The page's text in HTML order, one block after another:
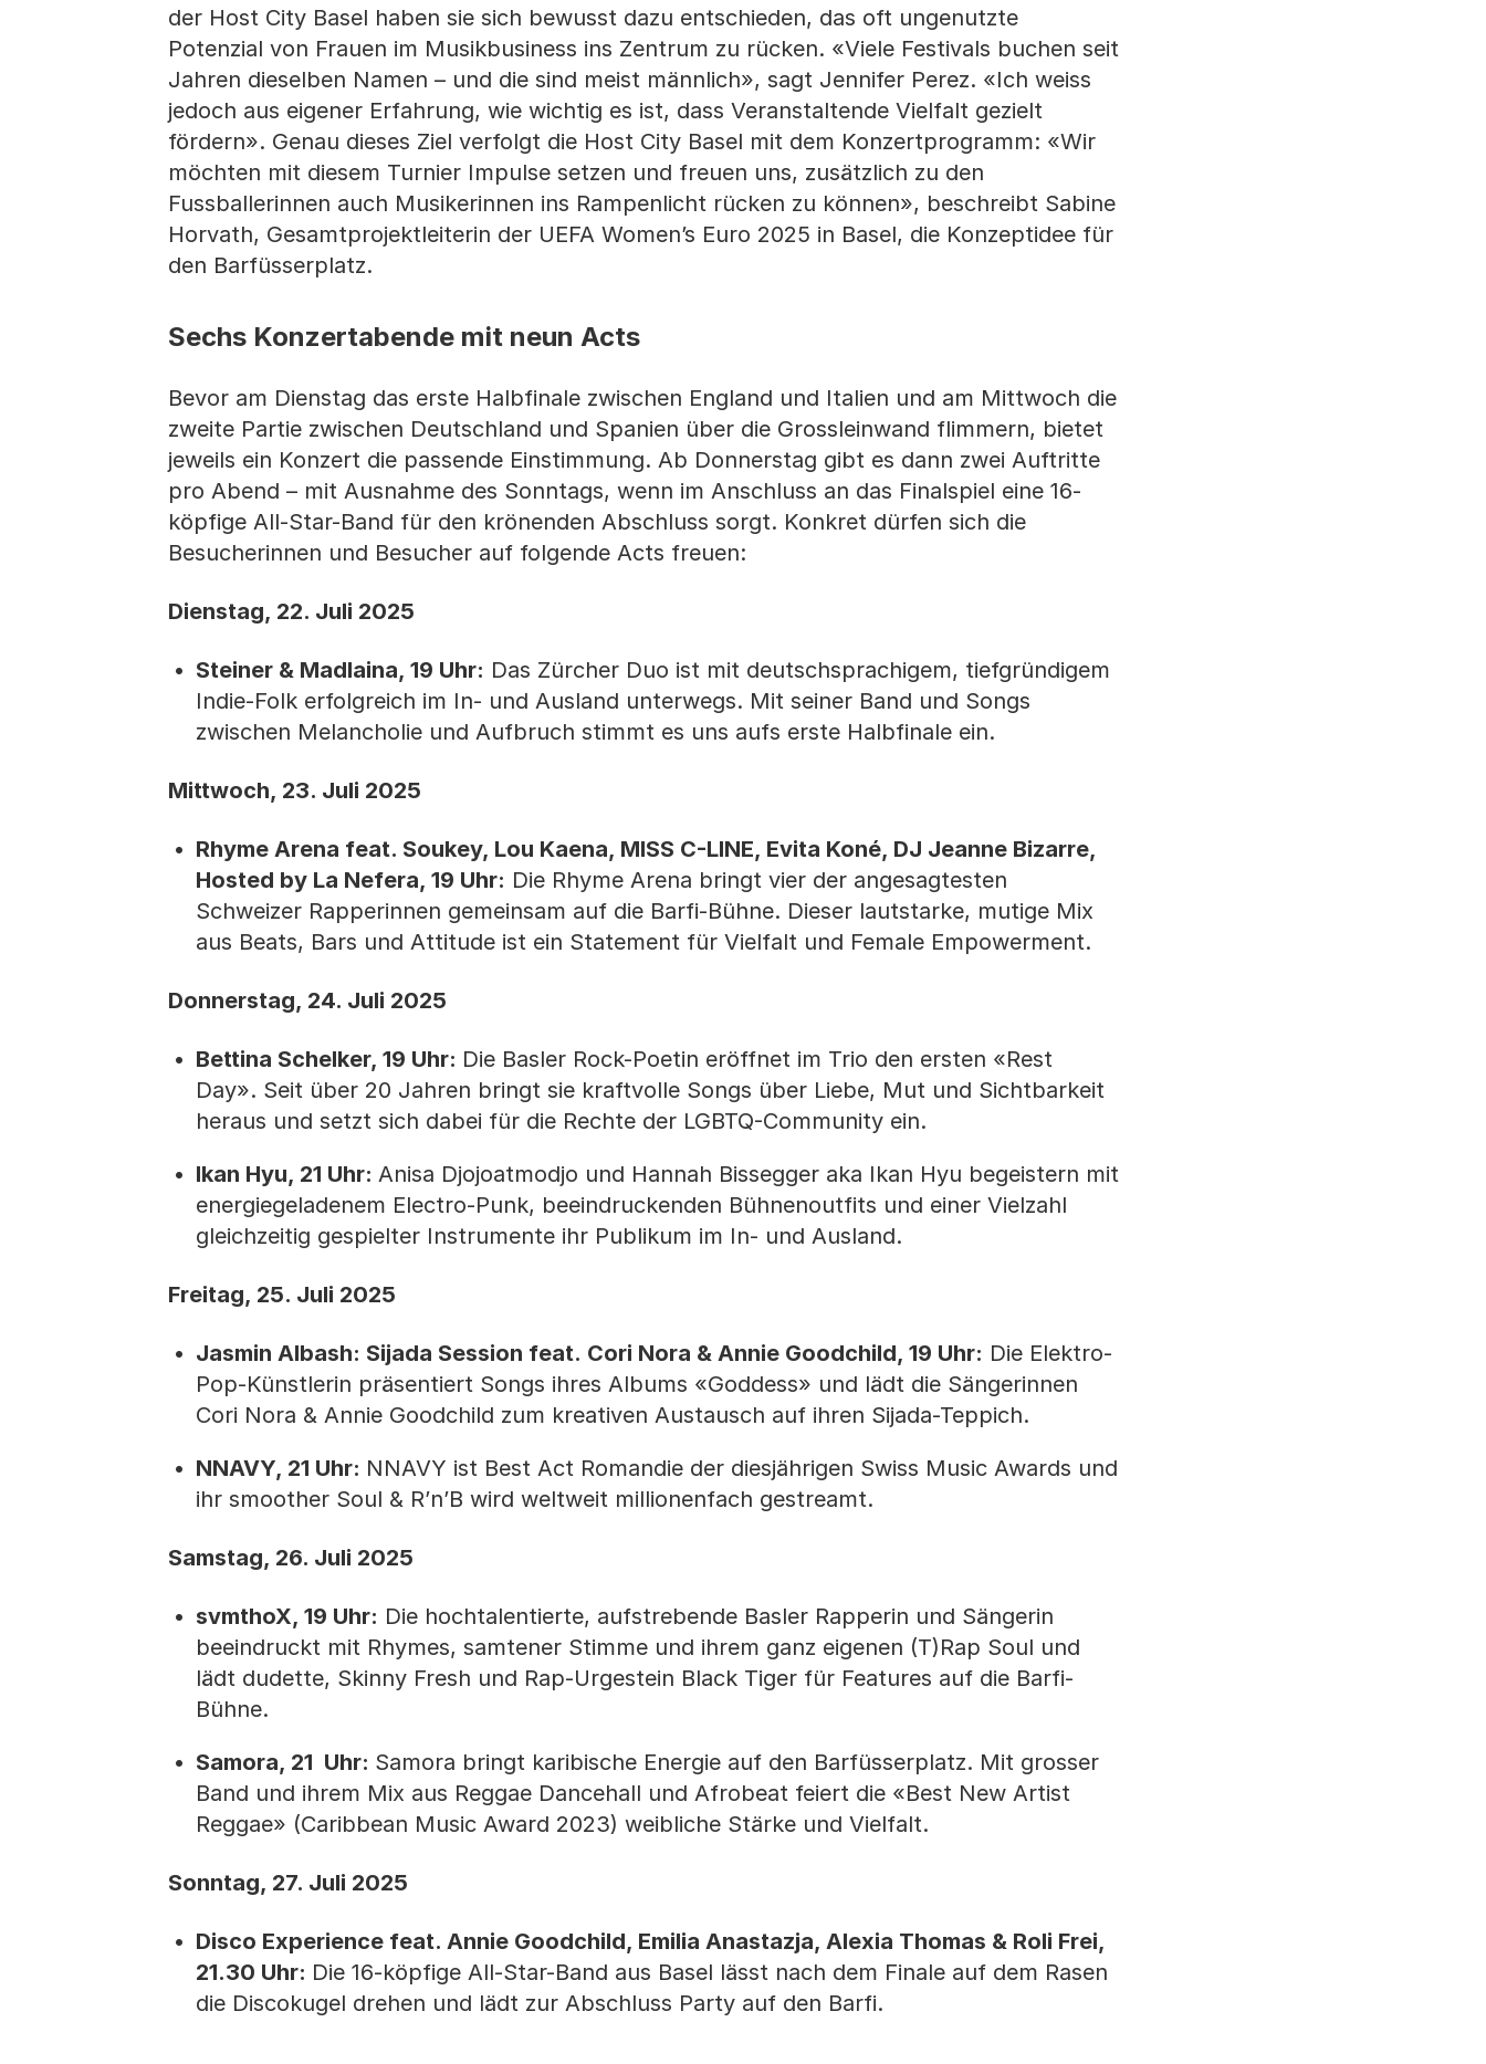
der Host City Basel ha­ben sie sich bewusst dazu entschieden, das oft ungenutzte
Potenzial von Frauen im Musikbu­siness ins Zentrum zu rücken. «Viele Festivals buchen seit
Jahren dieselben Namen – und die sind meist männlich», sagt Jennifer Perez. «Ich weiss
jedoch aus eigener Erfahrung, wie wich­tig es ist, dass Veranstaltende Vielfalt gezielt
fördern». Genau dieses Ziel verfolgt die Host City Basel mit dem Konzertprogramm: «Wir
möchten mit diesem Turnier Impulse setzen und freuen uns, zusätzlich zu den
Fussballerinnen auch Musikerinnen ins Rampenlicht rücken zu können», beschreibt Sabine
Horvath, Gesamtpro­jektleiterin der UEFA Women’s Euro 2025 in Basel, die Konzeptidee für
den Barfüsserplatz.
Sechs Konzertabende mit neun Acts
Bevor am Dienstag das erste Halbfinale zwischen England und Italien und am Mittwoch die
zweite Partie zwischen Deutschland und Spanien über die Grossleinwand flimmern, bietet
je­weils ein Konzert die passende Einstimmung. Ab Donnerstag gibt es dann zwei Auftritte
pro Abend – mit Ausnahme des Sonntags, wenn im Anschluss an das Finalspiel eine 16-
köpfige All-Star-Band für den krönenden Abschluss sorgt. Konkret dürfen sich die
Besucherinnen und Be­sucher auf folgende Acts freuen:
Dienstag, 22. Juli 2025
Steiner & Madlaina, 19 Uhr: Das Zürcher Duo ist mit deutschsprachigem, tiefgründi­gem
Indie-Folk erfolgreich im In- und Ausland unterwegs. Mit seiner Band und Songs
zwischen Melancholie und Aufbruch stimmt es uns aufs erste Halbfinale ein.
Mittwoch, 23. Juli 2025
Rhyme Arena feat. Soukey, Lou Kaena, MISS C-LINE, Evita Koné, DJ Jeanne Bizarre,
Hosted by La Nefera, 19 Uhr: Die Rhyme Arena bringt vier der angesagtesten
Schweizer Rapperinnen gemeinsam auf die Barfi-Bühne. Dieser lautstarke, mutige Mix
aus Beats, Bars und Attitude ist ein Statement für Vielfalt und Female Empowerment.
Donnerstag, 24. Juli 2025
Bettina Schelker, 19 Uhr: Die Basler Rock-Poetin eröffnet im Trio den ersten «Rest
Day». Seit über 20 Jahren bringt sie kraftvolle Songs über Liebe, Mut und Sichtbarkeit
heraus und setzt sich dabei für die Rechte der LGBTQ-Community ein.
Ikan Hyu, 21 Uhr: Anisa Djojoatmodjo und Hannah Bissegger aka Ikan Hyu begeistern mit
energiegeladenem Electro-Punk, beeindruckenden Bühnenoutfits und einer Vielzahl
gleich­zeitig gespielter Instrumente ihr Publikum im In- und Ausland.
Freitag, 25. Juli 2025
Jasmin Albash: Sijada Session feat. Cori Nora & Annie Goodchild, 19 Uhr: Die Elektro-
Pop-Künstlerin präsentiert Songs ihres Albums «Goddess» und lädt die Sängerinnen
Cori Nora & Annie Goodchild zum kreativen Austausch auf ihren Sijada-Teppich.
NNAVY, 21 Uhr: NNAVY ist Best Act Romandie der diesjährigen Swiss Music Awards und
ihr smoother Soul & R’n’B wird weltweit millionenfach gestreamt.
Samstag, 26. Juli 2025
svmthoX, 19 Uhr: Die hochtalentierte, aufstrebende Basler Rapperin und Sängerin
be­eindruckt mit Rhymes, samtener Stimme und ihrem ganz eigenen (T)Rap Soul und
lädt dudette, Skinny Fresh und Rap-Urgestein Black Tiger für Features auf die Barfi-
Bühne.
Samora, 21 Uhr: Samora bringt karibische Energie auf den Barfüsserplatz. Mit grosser
Band und ihrem Mix aus Reggae Dancehall und Afrobeat feiert die «Best New Artist
Reggae» (Caribbean Music Award 2023) weibliche Stärke und Vielfalt.
Sonntag, 27. Juli 2025
Disco Experience feat. Annie Goodchild, Emilia Anastazja, Alexia Thomas & Roli Frei,
21.30 Uhr: Die 16-köpfige All-Star-Band aus Basel lässt nach dem Finale auf dem Rasen
die Discokugel drehen und lädt zur Abschluss Party auf den Barfi.